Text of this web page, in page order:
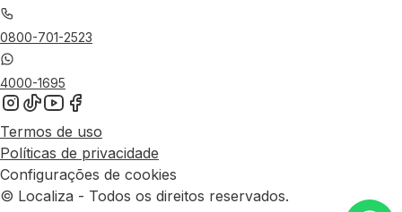
0800-701-2523
4000-1695
Termos de uso
Políticas de privacidade
Configurações de cookies
© Localiza - Todos os direitos reservados.